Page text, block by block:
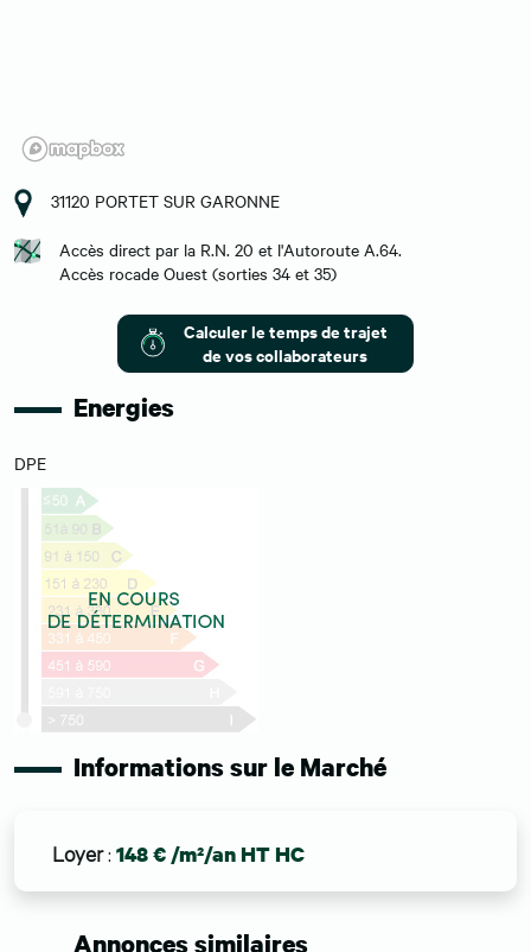
31120 PORTET SUR GARONNE
Accès direct par la R.N. 20 et l'Autoroute A.64.
Accès rocade Ouest (sorties 34 et 35)
Calculer le temps de trajet
de vos collaborateurs
Energies
DPE
Informations sur le Marché
Loyer: 148 € /m²/an HT HC
Annonces similaires